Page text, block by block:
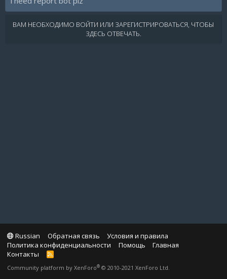
а
ВАМ НЕОБХОДИМО ВОЙТИ ИЛИ ЗАРЕГИСТРИРОВАТЬСЯ, ЧТОБЫ
ЗДЕСЬ ОТВЕЧАТЬ.
Russian Обратная связь
Условия и правила
Политика конфиденциальности
Помощь
Главная
Контакты
R
S
Community platform by XenForo® © 2010-2021 XenForo Ltd.